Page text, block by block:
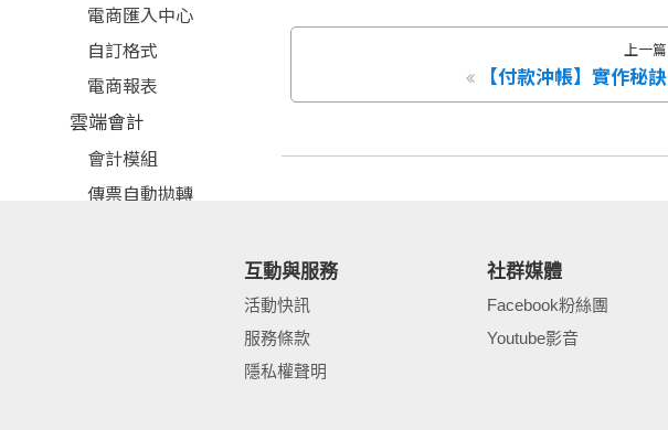
電商匯入中心
自訂格式
電商報表
雲端會計
會計模組
傳票自動拋轉
上一篇
【付款沖帳】實作秘訣
互動與服務
活動快訊
服務條款
隱私權聲明
社群媒體
Facebook粉絲團
Youtube影音